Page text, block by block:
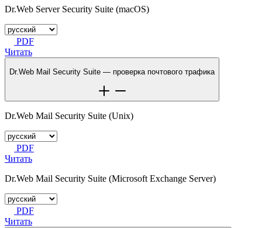
Dr.Web Server Security Suite (macOS)
PDF
Читать
Dr.Web Mail Security Suite — проверка почтового трафика
Dr.Web Mail Security Suite (Unix)
PDF
Читать
Dr.Web Mail Security Suite (Microsoft Exchange Server)
PDF
Читать